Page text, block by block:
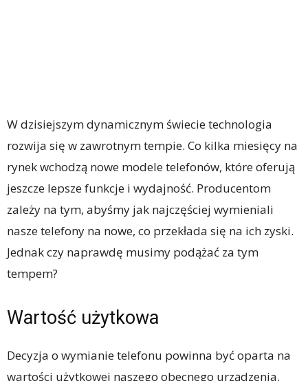
W dzisiejszym dynamicznym świecie technologia
rozwija się w zawrotnym tempie. Co kilka miesięcy na
rynek wchodzą nowe modele telefonów, które oferują
jeszcze lepsze funkcje i wydajność. Producentom
zależy na tym, abyśmy jak najczęściej wymieniali
nasze telefony na nowe, co przekłada się na ich zyski.
Jednak czy naprawdę musimy podążać za tym
tempem?
Wartość użytkowa
Decyzja o wymianie telefonu powinna być oparta na
wartości użytkowej naszego obecnego urządzenia.